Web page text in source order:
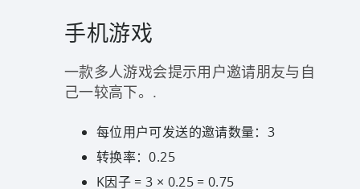
手机游戏
一款多人游戏会提示用户邀请朋友与自
己一较高下。.
每位用户可发送的邀请数量：3
转换率：0.25
K因子 = 3 × 0.25 = 0.75